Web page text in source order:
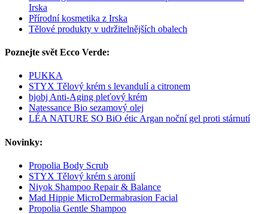
Irska
Přírodní kosmetika z Irska
Tělové produkty v udržitelnějších obalech
Poznejte svět Ecco Verde:
PUKKA
STYX Tělový krém s levandulí a citronem
bjobj Anti-Aging pleťový krém
Natessance Bio sezamový olej
LÉA NATURE SO BiO étic Argan noční gel proti stárnutí
Novinky:
Propolia Body Scrub
STYX Tělový krém s aronií
Niyok Shampoo Repair & Balance
Mad Hippie MicroDermabrasion Facial
Propolia Gentle Shampoo